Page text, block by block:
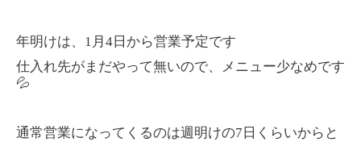
年明けは、1月4日から営業予定です
仕入れ先がまだやって無いので、メニュー少なめです
💦
通常営業になってくるのは週明けの7日くらいからと